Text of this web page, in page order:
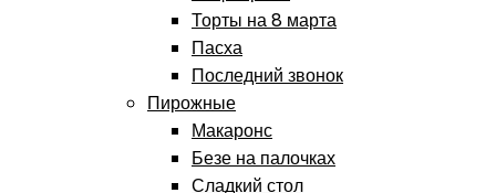
Торты на 8 марта
Пасха
Последний звонок
Пирожные
Макаронс
Безе на палочках
Сладкий стол